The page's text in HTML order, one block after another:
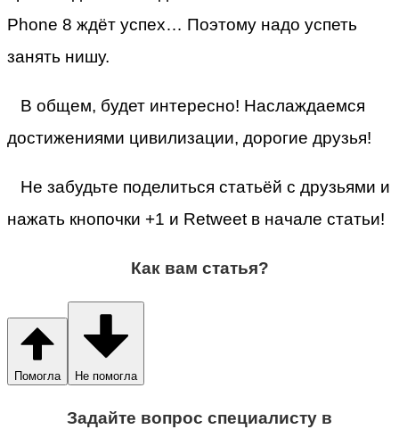
Phone 8 ждёт успех… Поэтому надо успеть
занять нишу.
В общем, будет интересно! Наслаждаемся
достижениями цивилизации, дорогие друзья!
Не забудьте поделиться статьёй с друзьями и
нажать кнопочки +1 и Retweet в начале статьи!
Как вам статья?
Помогла Не помогла
Задайте вопрос специалисту в